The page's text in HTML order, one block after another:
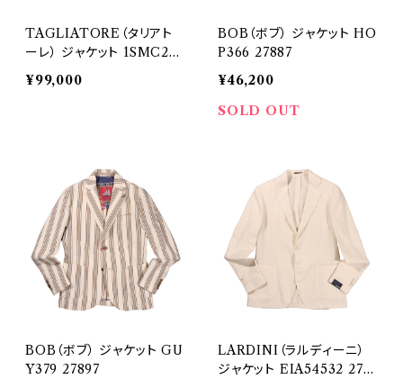
TAGLIATORE（タリアト
ーレ） ジャケット 1SMC22
K 27809
¥99,000
BOB（ボブ） ジャケット HO
P366 27887
¥46,200
SOLD OUT
BOB（ボブ） ジャケット GU
Y379 27897
LARDINI（ラルディーニ）
ジャケット EIA54532 279